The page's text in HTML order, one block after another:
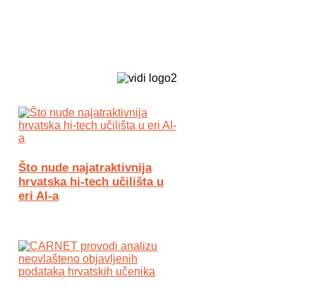
Što nude najatraktivnija
hrvatska hi-tech učilišta u
eri AI-a